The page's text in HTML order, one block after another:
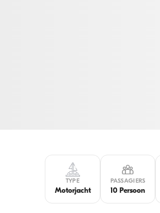
TYPE
Motorjacht
PASSAGIERS
10 Persoon